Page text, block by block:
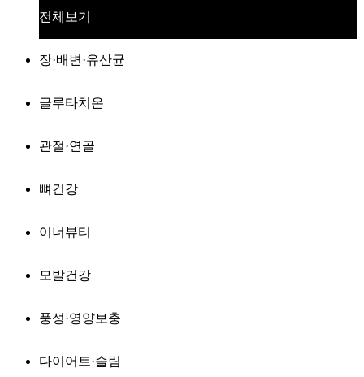
전체보기
장·배변·유산균
글루타치온
관절·연골
뼈건강
이너뷰티
모발건강
풍성·영양보충
다이어트·슬림